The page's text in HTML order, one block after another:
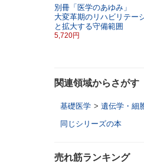
別冊「医学のあゆみ」
大変革期のリハビリテー
と拡大する守備範囲
5,720円
関連領域からさがす
基礎医学 > 遺伝学・細
同じシリーズの本
売れ筋ランキング